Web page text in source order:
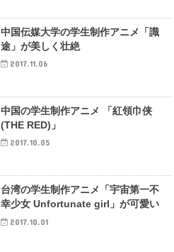
中国伝媒大学の学生制作アニメ「識
途」が美しく壮絶
2017.11.06
中国の学生制作アニメ 「紅領巾侠
(THE RED)」
2017.10.05
台湾の学生制作アニメ「宇宙第一不
幸少女 Unfortunate girl」が可愛い
2017.10.01